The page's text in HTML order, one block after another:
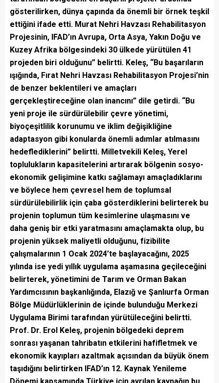
gösterilirken, dünya çapında da önemli bir örnek teşkil
ettiğini ifade etti. Murat Nehri Havzası Rehabilitasyon
Projesinin, IFAD’ın Avrupa, Orta Asya, Yakın Doğu ve
Kuzey Afrika bölgesindeki 30 ülkede yürütülen 41
projeden biri olduğunu” belirtti. Keleş, “Bu başarıların
ışığında, Fırat Nehri Havzası Rehabilitasyon Projesi’nin
de benzer beklentileri ve amaçları
gerçekleştireceğine olan inancını” dile getirdi. “Bu
yeni proje ile sürdürülebilir çevre yönetimi,
biyoçeşitlilik korunumu ve iklim değişikliğine
adaptasyon gibi konularda önemli adımlar atılmasını
hedeflediklerini” belirtti. Milletvekili Keleş, Yerel
toplulukların kapasitelerini artırarak bölgenin sosyo-
ekonomik gelişimine katkı sağlamayı amaçladıklarını
ve böylece hem çevresel hem de toplumsal
sürdürülebilirlik için çaba gösterdiklerini belirterek bu
projenin toplumun tüm kesimlerine ulaşmasını ve
daha geniş bir etki yaratmasını amaçlamakta olup, bu
projenin yüksek maliyetli olduğunu, fizibilite
çalışmalarının 1 Ocak 2024’te başlayacağını, 2025
yılında ise yedi yıllık uygulama aşamasına geçileceğini
belirterek, yönetimini de Tarım ve Orman Bakan
Yardımcısının başkanlığında, Elazığ ve Şanlıurfa Orman
Bölge Müdürlüklerinin de içinde bulunduğu Merkezi
Uygulama Birimi tarafından yürütüleceğini belirtti.
Prof. Dr. Erol Keleş, projenin bölgedeki deprem
sonrası yaşanan tahribatın etkilerini hafifletmek ve
ekonomik kayıpları azaltmak açısından da büyük önem
taşıdığını belirtirken IFAD’ın 12. Kaynak Yenileme